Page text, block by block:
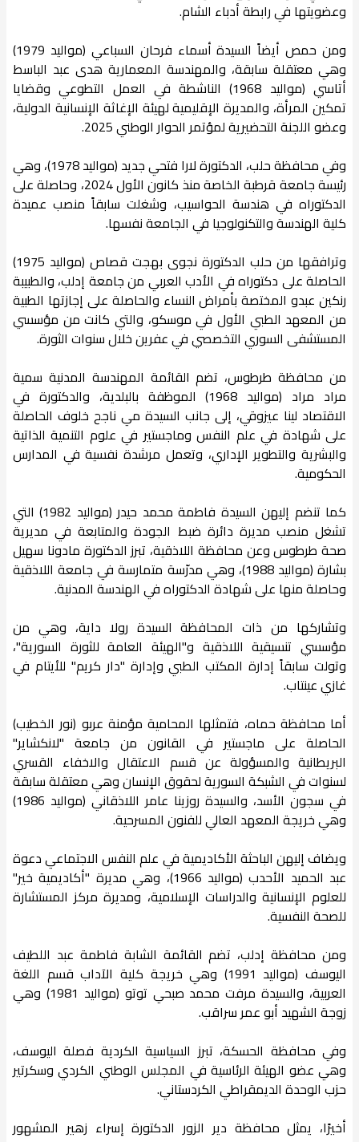
وعضويتها في رابطة أدباء الشام.
ومن حمص أيضاً السيدة أسماء فرحان السباعي (مواليد 1979)
وهي معتقلة سابقة، والمهندسة المعمارية هدى عبد الباسط
أتاسي (مواليد 1968) الناشطة في العمل التطوعي وقضايا
تمكين المرأة، والمديرة الإقليمية لهيئة الإغاثة الإنسانية الدولية،
وعضو اللجنة التحضيرية لمؤتمر الحوار الوطني 2025.
​وفي محافظة حلب، الدكتورة لارا فتحي جديد (مواليد 1978)، وهي
رئيسة جامعة قرطبة الخاصة منذ كانون الأول 2024، وحاصلة على
الدكتوراه في هندسة الحواسيب، وشغلت سابقاً منصب عميدة
كلية الهندسة والتكنولوجيا في الجامعة نفسها.
وترافقها من حلب الدكتورة نجوى بهجت قصاص (مواليد 1975)
الحاصلة على دكتوراه في الأدب العربي من جامعة إدلب، والطبيبة
رنكين عبدو المختصة بأمراض النساء والحاصلة على إجازتها الطبية
من المعهد الطبي الأول في موسكو، والتي كانت من مؤسسي
المستشفى السوري التخصصي في عفرين خلال سنوات الثورة.
​من محافظة طرطوس، تضم القائمة المهندسة المدنية سمية
مراد مراد (مواليد 1968) الموظفة بالبلدية، والدكتورة في
الاقتصاد لينا عيزوقي، إلى جانب السيدة مي ناجح خلوف الحاصلة
على شهادة في علم النفس وماجستير في علوم التنمية الذاتية
والبشرية والتطوير الإداري، وتعمل مرشدة نفسية في المدارس
الحكومية.
كما تنضم إليهن السيدة فاطمة محمد حيدر (مواليد 1982) التي
تشغل منصب مديرة دائرة ضبط الجودة والمتابعة في مديرية
صحة طرطوس ​وعن محافظة اللاذقية، تبرز الدكتورة مادونا سهيل
بشارة (مواليد 1988)، وهي مدرّسة متمارسة في جامعة اللاذقية
وحاصلة منها على شهادة الدكتوراه في الهندسة المدنية.
وتشاركها من ذات المحافظة السيدة رولا داية، وهي من
مؤسسي تنسيقية اللاذقية و"الهيئة العامة للثورة السورية"،
وتولت سابقاً إدارة المكتب الطبي وإدارة "دار كريم" للأيتام في
غازي عينتاب.
​أما محافظة حماه، فتمثلها المحامية مؤمنة عربو (نور الخطيب)
الحاصلة على ماجستير في القانون من جامعة "لانكشاير"
البريطانية والمسؤولة عن قسم الاعتقال والاخفاء القسري
لسنوات في الشبكة السورية لحقوق الإنسان وهي معتقلة سابقة
في سجون الأسد، والسيدة روزينا عامر اللاذقاني (مواليد 1986)
وهي خريجة المعهد العالي للفنون المسرحية.
ويضاف إليهن الباحثة الأكاديمية في علم النفس الاجتماعي دعوة
عبد الحميد الأحدب (مواليد 1966)، وهي مديرة "أكاديمية خير"
للعلوم الإنسانية والدراسات الإسلامية، ومديرة مركز المستشارة
للصحة النفسية.
و​من محافظة إدلب، تضم القائمة الشابة فاطمة عبد اللطيف
اليوسف (مواليد 1991) وهي خريجة كلية الآداب قسم اللغة
العربية، والسيدة مرفت محمد صبحي توتو (مواليد 1981) وهي
زوجة الشهيد أبو عمر سراقب.
​وفي محافظة الحسكة، تبرز السياسية الكردية فصلة اليوسف،
وهي عضو الهيئة الرئاسية في المجلس الوطني الكردي وسكرتير
حزب الوحدة الديمقراطي الكردستاني.
​أخيرًا، يمثل محافظة دير الزور الدكتورة إسراء زهير المشهور